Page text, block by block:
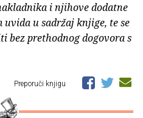
i njihove dodatne
u sadržaj knjige, te se
bez prethodnog dogovora s
Preporuči knjigu